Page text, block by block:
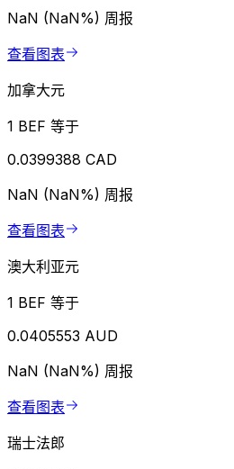
NaN (NaN%) 周报
查看图表
加拿大元
1 BEF 等于
0.0399388 CAD
NaN (NaN%) 周报
查看图表
澳大利亚元
1 BEF 等于
0.0405553 AUD
NaN (NaN%) 周报
查看图表
瑞士法郎